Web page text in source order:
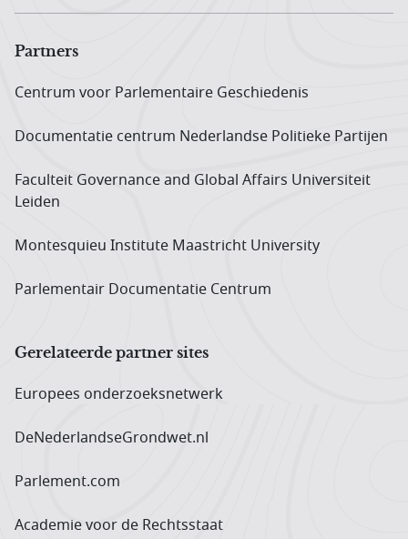
Partners
Centrum voor Parlementaire Geschiedenis
Documentatie centrum Neder­landse Politieke Partijen
Faculteit Governance and Global Affairs Universiteit
Leiden
Montesquieu Institute Maastricht University
Parlementair Documentatie Centrum
Gerelateerde partner sites
Europees onderzoeks­netwerk
DeNederlandseGrondwet.nl
Parlement.com
Academie voor de Rechtsstaat